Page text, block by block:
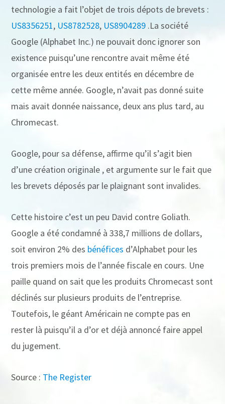
technologie a fait l’objet de trois dépots de brevets :
US8356251, US8782528, US8904289 .La société
Google (Alphabet Inc.) ne pouvait donc ignorer son
existence puisqu’une rencontre avait même été
organisée entre les deux entités en décembre de
cette même année. Google, n’avait pas donné suite
mais avait donnée naissance, deux ans plus tard, au
Chromecast.
Google, pour sa défense, affirme qu’il s’agit bien
d’une création originale , et argumente sur le fait que
les brevets déposés par le plaignant sont invalides.
Cette histoire c’est un peu David contre Goliath.
Google a été condamné à 338,7 millions de dollars,
soit environ 2% des bénéfices d’Alphabet pour les
trois premiers mois de l’année fiscale en cours. Une
paille quand on sait que les produits Chromecast sont
déclinés sur plusieurs produits de l’entreprise.
Toutefois, le géant Américain ne compte pas en
rester là puisqu’il a d’or et déjà annoncé faire appel
du jugement.
Source : The Register